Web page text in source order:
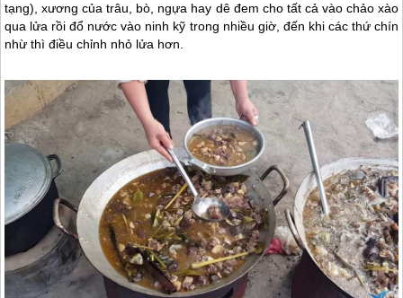
tạng), xương của trâu, bò, ngựa hay dê đem cho tất cả vào chảo xào
qua lửa rồi đổ nước vào ninh kỹ trong nhiều giờ, đến khi các thứ chín
nhừ thì điều chỉnh nhỏ lửa hơn.